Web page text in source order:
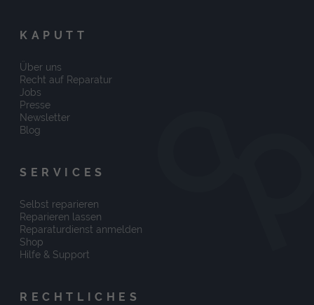
KAPUTT
Über uns
Recht auf Reparatur
Jobs
Presse
Newsletter
Blog
SERVICES
Selbst reparieren
Reparieren lassen
Reparaturdienst anmelden
Shop
Hilfe & Support
RECHTLICHES